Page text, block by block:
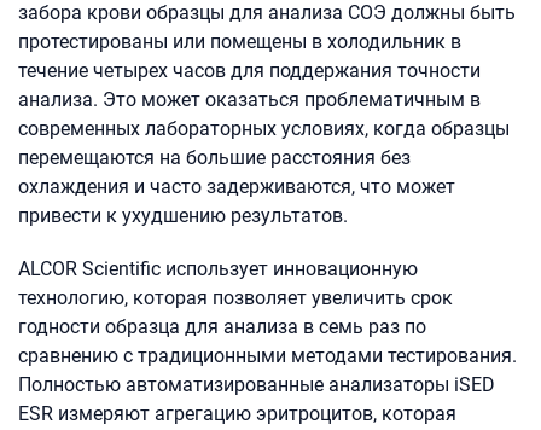
забора крови образцы для анализа СОЭ должны быть
протестированы или помещены в холодильник в
течение четырех часов для поддержания точности
анализа. Это может оказаться проблематичным в
современных лабораторных условиях, когда образцы
перемещаются на большие расстояния без
охлаждения и часто задерживаются, что может
привести к ухудшению результатов.
ALCOR Scientific использует инновационную
технологию, которая позволяет увеличить срок
годности образца для анализа в семь раз по
сравнению с традиционными методами тестирования.
Полностью автоматизированные анализаторы iSED
ESR измеряют агрегацию эритроцитов, которая